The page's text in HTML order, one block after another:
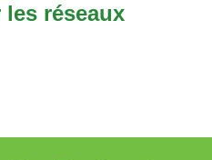
réseaux